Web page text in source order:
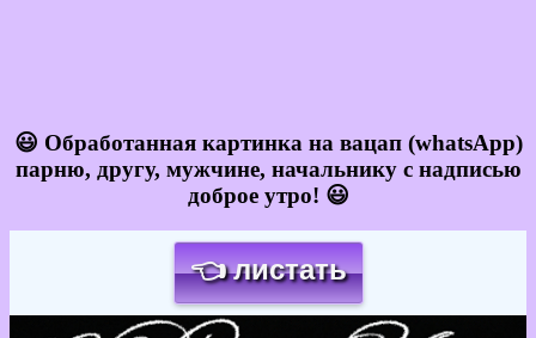
😃 Обработанная картинка на вацап (whatsApp)
парню, другу, мужчине, начальнику с надписью
доброе утро! 😃
👈 листать